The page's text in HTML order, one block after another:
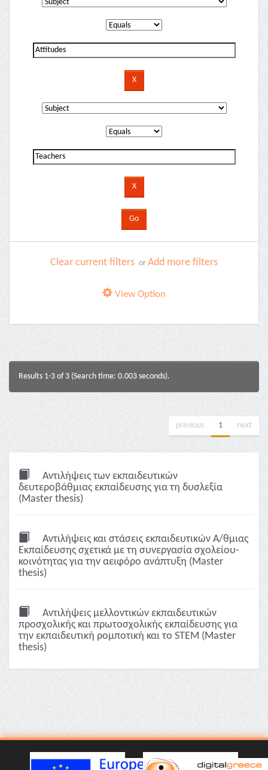
Clear current filters or Add more filters
View Option
Results 1-3 of 3 (Search time: 0.003 seconds).
previous 1 next
Αντιλήψεις των εκπαιδευτικών
δευτεροβάθμιας εκπαίδευσης για τη δυσλεξία
(Master thesis)
Αντιλήψεις και στάσεις εκπαιδευτικών Α/θμιας
Εκπαίδευσης σχετικά με τη συνεργασία σχολείου-
κοινότητας για την αειφόρο ανάπτυξη (Master
thesis)
Αντιλήψεις μελλοντικών εκπαιδευτικών
προσχολικής και πρωτοσχολικής εκπαίδευσης για
την εκπαιδευτική ρομποτική και το STEM (Master
thesis)